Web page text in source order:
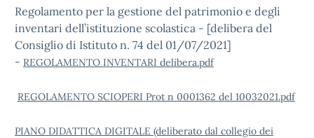
Regolamento per la gestione del patrimonio e degli
inventari dell’istituzione scolastica - [delibera del
Consiglio di Istituto n. 74 del 01/07/2021]
- REGOLAMENTO INVENTARI delibera.pdf
REGOLAMENTO SCIOPERI Prot n 0001362 del 10032021.pdf
PIANO DIDATTICA DIGITALE (deliberato dal collegio dei